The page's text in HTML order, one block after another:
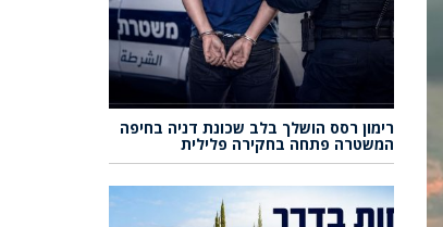
רימון רסס הושלך בלב שכונת דניה בחיפה
המשטרה פתחה בחקירה פלילית